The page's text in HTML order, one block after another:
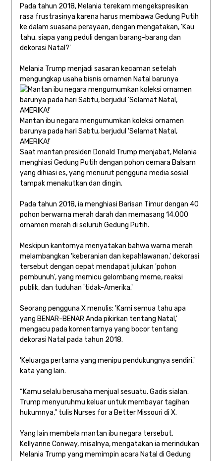
Pada tahun 2018, Melania terekam mengekspresikan
rasa frustrasinya karena harus membawa Gedung Putih
ke dalam suasana perayaan, dengan mengatakan, 'Kau
tahu, siapa yang peduli dengan barang-barang dan
dekorasi Natal?'
Melania Trump menjadi sasaran kecaman setelah
mengungkap usaha bisnis ornamen Natal barunya
Mantan ibu negara mengumumkan koleksi ornamen
barunya pada hari Sabtu, berjudul 'Selamat Natal,
AMERIKA!'
Saat mantan presiden Donald Trump menjabat, Melania
menghiasi Gedung Putih dengan pohon cemara Balsam
yang dihiasi es, yang menurut pengguna media sosial
tampak menakutkan dan dingin.
Pada tahun 2018, ia menghiasi Barisan Timur dengan 40
pohon berwarna merah darah dan memasang 14.000
ornamen merah di seluruh Gedung Putih.
Meskipun kantornya menyatakan bahwa warna merah
melambangkan 'keberanian dan kepahlawanan,' dekorasi
tersebut dengan cepat mendapat julukan 'pohon
pembunuh', yang memicu gelombang meme, reaksi
publik, dan tuduhan 'tidak-Amerika.'
Seorang pengguna X menulis: 'Kami semua tahu apa
yang BENAR-BENAR Anda pikirkan tentang Natal,'
mengacu pada komentarnya yang bocor tentang
dekorasi Natal pada tahun 2018.
'Keluarga pertama yang menipu pendukungnya sendiri,'
kata yang lain.
“Kamu selalu berusaha menjual sesuatu. Gadis sialan.
Trump menyuruhmu keluar untuk membayar tagihan
hukumnya,” tulis Nurses for a Better Missouri di X.
Yang lain membela mantan ibu negara tersebut.
Kellyanne Conway, misalnya, mengatakan ia merindukan
Melania Trump yang memimpin acara Natal di Gedung